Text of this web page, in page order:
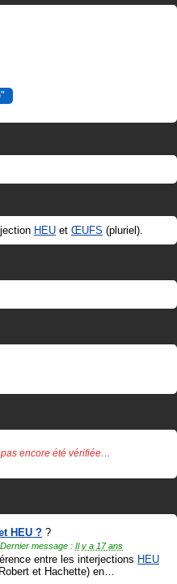
HEU et ŒUFS (pluriel).
encore été vérifiée…
HEU ? ?
message : Il y a 17 ans
entre les interjections HEU
et Hachette) en